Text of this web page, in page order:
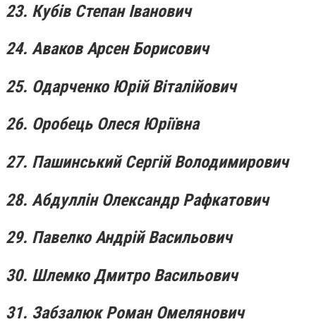
23. Кубів Степан Іванович
24. Аваков Арсен Борисович
25. Одарченко Юрій Віталійович
26. Оробець Олеся Юріївна
27. Пашинський Сергій Володимирович
28. Абдуллін Олександр Рафкатович
29. Павелко Андрій Васильович
30. Шлемко Дмитро Васильович
31. Забзалюк Роман Омелянович